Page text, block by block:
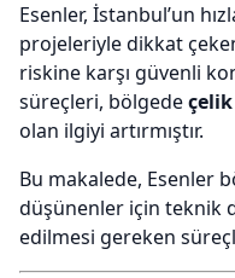
Esenler, İstanbul’un
projeleriyle dikkat
riskine karşı güvenli
süreçleri, bölgede
olan ilgiyi artırmıştır.
Bu makalede, Esenler
düşünenler için teknik
edilmesi gereken